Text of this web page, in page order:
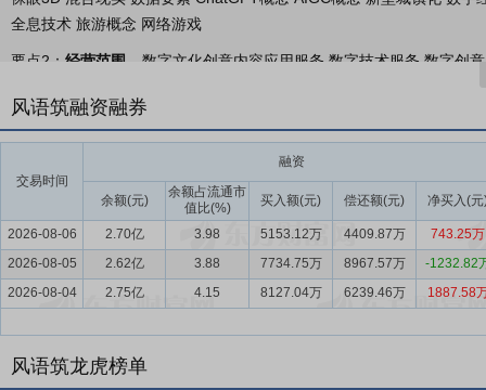
全息技术 旅游概念 网络游戏
要点2： 经营范围
数字文化创意内容应用服务,数字技术服务,数字创
务,项目策划与公关服务,信息咨询服务(不含许可类信息咨询服务),市
系统集成服务,数据处理服务,动漫游戏开发,摄像及视频制作服务,人工
建设工程设计,建设工程施工,舞台工程施工,建筑智能化系统设计,广
咨询,品牌管理,工艺美术品及礼仪用品销售(象牙及其制品除外),建筑
陶瓷基复合材料销售,3D打印基础材料销售,金属制品销售,软件销售,
互联网设备制造,普通露天游乐场所游乐设备制造(不含大型游乐设施),
售,计算机软硬件及辅助设备零售,电子元器件与机电组件设备销售,电
要点3：城市策展业务
公司立足城市策展核心发展路径，深度融合
造、城市公共文化场景营造、存量空间数字化更新、文旅商体融合策
+IP孵化+场景营造”的闭环体系，以AI技术驱动交互模式变革，推动
风语筑融资融券
交易时间
融资
余额(元)
余额占流通市
值比(%)
买入额(元) 偿还额(元) 净买入(元
2026-08-06 2.70亿 3.98 5153.12万 4409.87万
743.25万
2026-08-05
2.62亿 3.88 7734.75万 8967.57万
-1232.82
2026-08-04
2.75亿 4.15 8127.04万 6239.46万 1887.58
风语筑龙虎榜单